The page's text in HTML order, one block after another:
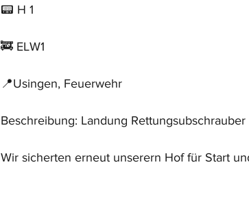
📟 H 1
🚒 ELW1
📍Usingen, Feuerwehr
Beschreibung: Landung Rettungsubschrauber
Wir sicherten erneut unserern Hof für Start